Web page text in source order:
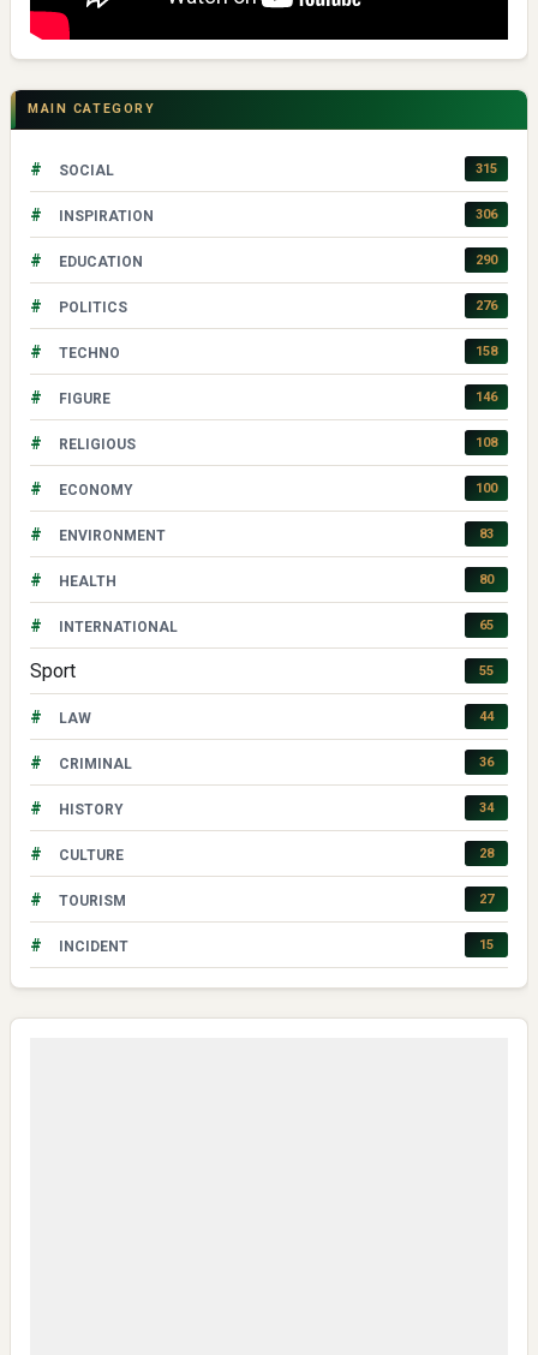
MAIN CATEGORY
# SOCIAL 315
# INSPIRATION 306
# EDUCATION 290
# POLITICS 276
# TECHNO 158
# FIGURE 146
# RELIGIOUS 108
# ECONOMY 100
# ENVIRONMENT 83
# HEALTH 80
# INTERNATIONAL 65
Sport 55
# LAW 44
# CRIMINAL 36
# HISTORY 34
# CULTURE 28
# TOURISM 27
# INCIDENT 15